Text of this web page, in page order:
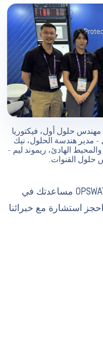
حلول أول، فيكتوريا
- مدير هندسة الحلول، نيك
الهادئ، ريموند ليم -
حلول القنوات.
هل أنت مهتم بمعرفة كيف يمكن لموقع OPSWAT مساعدتك في
استشارة مع خبرائنا